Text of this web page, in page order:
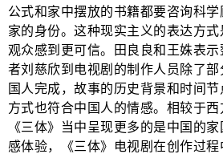
公式和家中摆放的书籍都要咨询科
家的身份。这种现实主义的表达方
观众感到更可信。田良良和王姝表
者刘慈欣到电视剧的制作人员除了
国人完成，故事的历史背景和时间
方式也符合中国人的情感。相较于西
《三体》当中呈现更多的是中国的
感体验，《三体》电视剧在创作过程